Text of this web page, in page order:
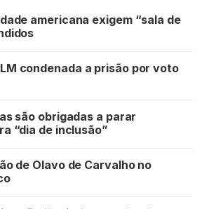
americana exigem “sala de
condenada a prisão por voto
são obrigadas a parar
“dia de inclusão”
de Olavo de Carvalho no